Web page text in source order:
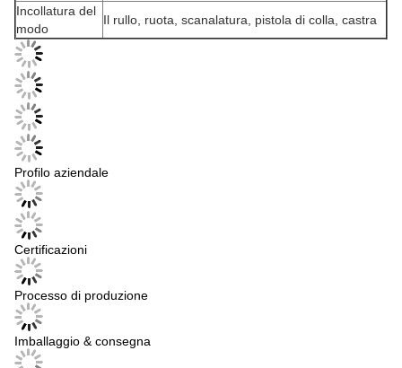
Incollatura del
modo
Il rullo, ruota, scanalatura, pistola di colla, castra
Profilo aziendale
Certificazioni
Processo di produzione
Imballaggio & consegna